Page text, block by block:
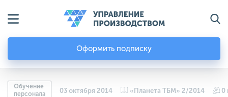
Оформить подписку
Обучение
персонала
03 октября 2014 «Планета ТБМ» 2/2014 0